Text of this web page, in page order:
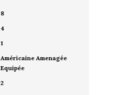
8
4
1
Américaine Amenagée
Equipée
2